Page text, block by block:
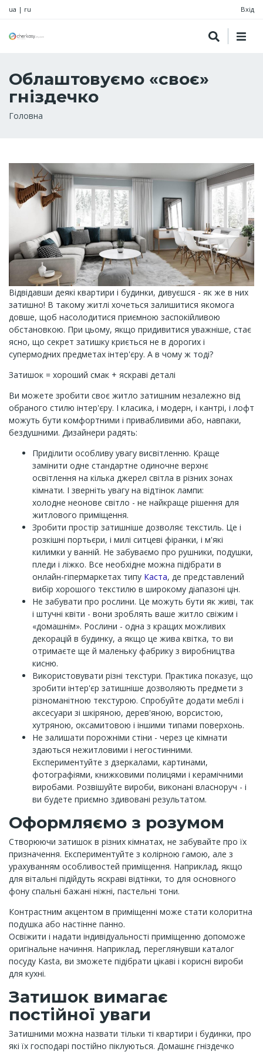
ua | ru Вхід
Облаштовуємо «своє»
гніздечко
Рядок
Головна
Відвідавши деякі квартири і будинки, дивуєшся - як же в них
затишно! В такому житлі хочеться залишитися якомога
довше, щоб насолодитися приємною заспокійливою
обстановкою. При цьому, якщо придивитися уважніше, стає
ясно, що секрет затишку криється не в дорогих і
супермодних предметах інтер'єру. А в чому ж тоді?
Затишок = хороший смак + яскраві деталі
Ви можете зробити своє житло затишним незалежно від
обраного стилю інтер'єру. І класика, і модерн, і кантрі, і лофт
можуть бути комфортними і привабливими або, навпаки,
бездушними. Дизайнери радять:
Приділити особливу увагу висвітленню. Краще
замінити одне стандартне одиночне верхнє
освітлення на кілька джерел світла в різних зонах
кімнати. І зверніть увагу на відтінок лампи:
холодне неонове світло - не найкраще рішення для
житлового приміщення.
Зробити простір затишніше дозволяє текстиль. Це і
розкішні портьєри, і милі ситцеві фіранки, і м'які
килимки у ванній. Не забуваємо про рушники, подушки,
пледи і ліжко. Все необхідне можна підібрати в
онлайн-гіпермаркетах типу Каста, де представлений
вибір хорошого текстилю в широкому діапазоні цін.
Не забувати про рослини. Це можуть бути як живі, так
і штучні квіти - вони зроблять ваше житло свіжим і
«домашнім». Рослини - одна з кращих можливих
декорацій в будинку, а якщо це жива квітка, то ви
отримаєте ще й маленьку фабрику з виробництва
кисню.
Використовувати різні текстури. Практика показує, що
зробити інтер'єр затишніше дозволяють предмети з
різноманітною текстурою. Спробуйте додати меблі і
аксесуари зі шкіряною, дерев'яною, ворсистою,
хутряною, оксамитовою і іншими типами поверхонь.
Не залишати порожніми стіни - через це кімнати
здаються нежитловими і негостинними.
Експериментуйте з дзеркалами, картинами,
фотографіями, книжковими полицями і керамічними
виробами. Розвішуйте вироби, виконані власноруч - і
ви будете приємно здивовані результатом.
Оформляємо з розумом
Створюючи затишок в різних кімнатах, не забувайте про їх
призначення. Експериментуйте з колірною гамою, але з
урахуванням особливостей приміщення. Наприклад, якщо
для вітальні підійдуть яскраві відтінки, то для основного
фону спальні бажані ніжні, пастельні тони.
Контрастним акцентом в приміщенні може стати колоритна
подушка або настінне панно.
Освіжити і надати індивідуальності приміщенню допоможе
оригінальне начиння. Наприклад, переглянувши каталог
посуду Kasta, ви зможете підібрати цікаві і корисні вироби
для кухні.
Затишок вимагає
постійної уваги
Затишними можна назвати тільки ті квартири і будинки, про
які їх господарі постійно піклуються. Домашнє гніздечко